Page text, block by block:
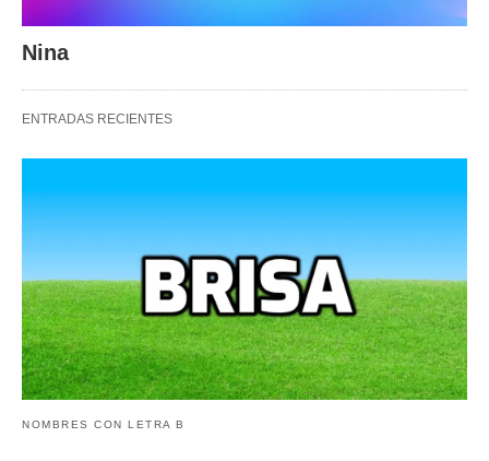
Nina
ENTRADAS RECIENTES
NOMBRES CON LETRA B